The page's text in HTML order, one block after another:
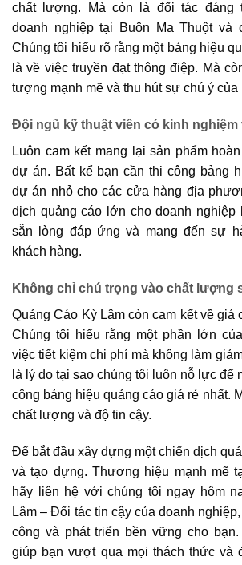
chất lượng. Mà còn là đối tác đáng
doanh nghiệp tại Buôn Ma Thuột và
Chúng tôi hiểu rõ rằng một bảng hiệu
là về việc truyền đạt thông điệp. Mà
tượng mạnh mẽ và thu hút sự chú ý của
Đội ngũ kỹ thuật viên có kinh nghiệm
Luôn cam kết mang lại sản phẩm
dự án. Bất kể bạn cần thi công bảng
dự án nhỏ cho các cửa hàng địa
dịch quảng cáo lớn cho doanh nghiệp
sẵn lòng đáp ứng và mang đến sự
khách hàng.
Không chỉ chú trọng vào chất lượng
Quảng Cáo Kỳ Lâm còn cam kết về giá
Chúng tôi hiểu rằng một phần lớn
việc tiết kiệm chi phí mà không làm
là lý do tại sao chúng tôi luôn nỗ lực để
công bảng hiệu quảng cáo giá rẻ nhất.
chất lượng và độ tin cậy.
Để bắt đầu xây dựng một chiến dịch
và tạo dựng. Thương hiệu mạnh mẽ
hãy liên hệ với chúng tôi ngay hôm
Lâm – Đối tác tin cậy của doanh
công và phát triển bền vững cho
giúp bạn vượt qua mọi thách thức và